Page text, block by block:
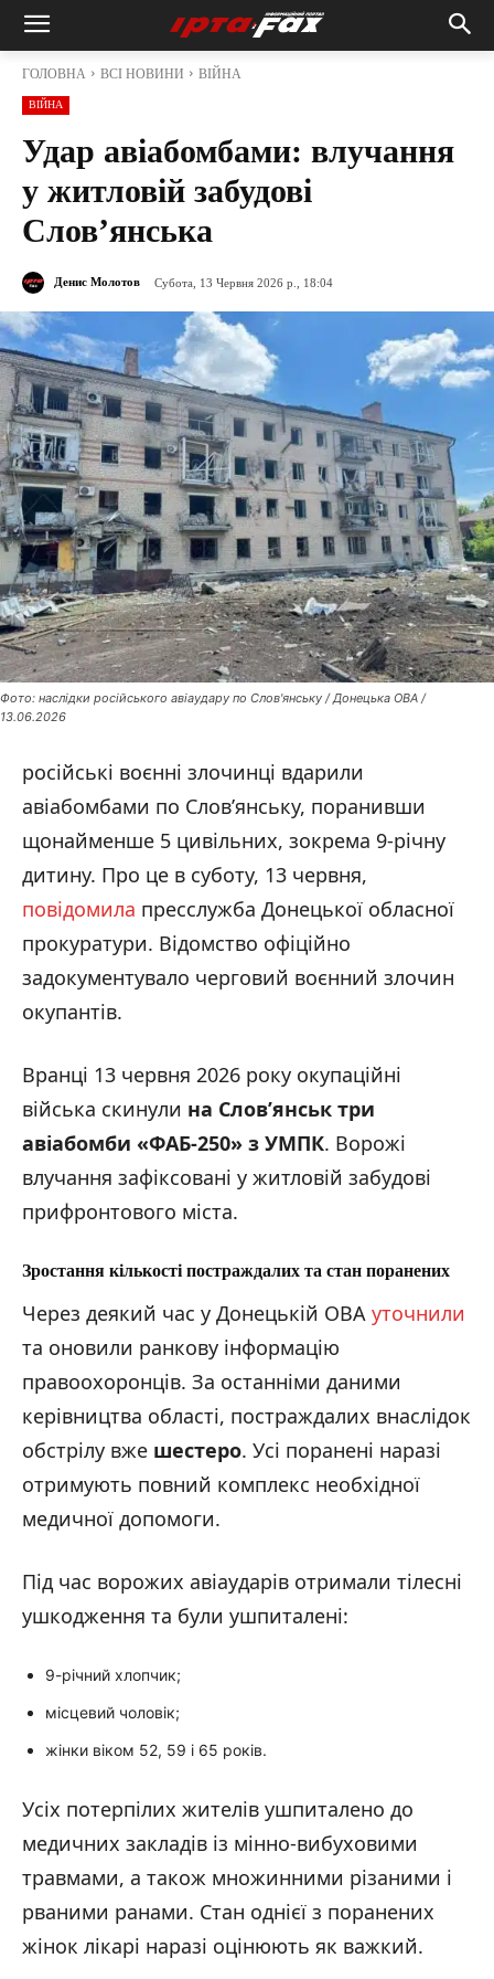
ГОЛОВНА ВСІ НОВИНИ ВІЙНА
ВІЙНА
Удар авіабомбами: влучання
у житловій забудові
Слов’янська
Денис Молотов Субота, 13 Червня 2026 р., 18:04
Фото: наслідки російського авіаудару по Слов'янську / Донецька ОВА /
13.06.2026
російські воєнні злочинці вдарили
авіабомбами по Слов’янську, поранивши
щонайменше 5 цивільних, зокрема 9-річну
дитину. Про це в суботу, 13 червня,
повідомила пресслужба Донецької обласної
прокуратури. Відомство офіційно
задокументувало черговий воєнний злочин
окупантів.
Вранці 13 червня 2026 року окупаційні
війська скинули на Слов’янськ три
авіабомби «ФАБ-250» з УМПК. Ворожі
влучання зафіксовані у житловій забудові
прифронтового міста.
Зростання кількості постраждалих та стан поранених
Через деякий час у Донецькій ОВА уточнили
та оновили ранкову інформацію
правоохоронців. За останніми даними
керівництва області, постраждалих внаслідок
обстрілу вже шестеро. Усі поранені наразі
отримують повний комплекс необхідної
медичної допомоги.
Під час ворожих авіаударів отримали тілесні
ушкодження та були ушпиталені:
9-річний хлопчик;
місцевий чоловік;
жінки віком 52, 59 і 65 років.
Усіх потерпілих жителів ушпиталено до
медичних закладів із мінно-вибуховими
травмами, а також множинними різаними і
рваними ранами. Стан однієї з поранених
жінок лікарі наразі оцінюють як важкий.